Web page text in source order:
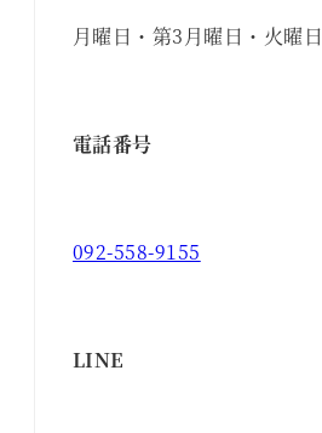
月曜日・第3月曜日・火曜日
電話番号
092-558-9155
LINE